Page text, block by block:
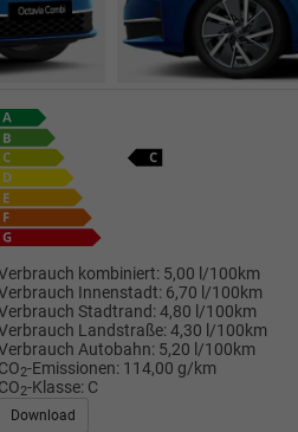
kombiniert: 5,00 l/100km
Innenstadt: 6,70 l/100km
Stadtrand:4,80 l/100km
Landstraße:4,30 l/100km
Autobahn: 5,20 l/100km
CO2-Emissionen: 114,00 g/km
CO2-Klasse: C
Download